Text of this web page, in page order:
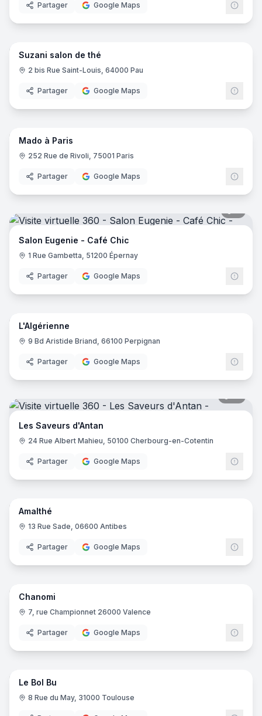
Partager Google Maps
14
Suzani salon de thé
2 bis Rue Saint-Louis, 64000 Pau
Partager Google Maps
8
Mado à Paris
252 Rue de Rivoli, 75001 Paris
Partager Google Maps
Salon Eugenie - Café Chic
1 Rue Gambetta, 51200 Épernay
Partager Google Maps
4
L'Algérienne
9 Bd Aristide Briand, 66100 Perpignan
Partager Google Maps
Les Saveurs d'Antan
24 Rue Albert Mahieu, 50100 Cherbourg-en-Cotentin
Partager Google Maps
8
Amalthé
13 Rue Sade, 06600 Antibes
Partager Google Maps
Chanomi
7, rue Championnet 26000 Valence
Partager Google Maps
5
Le Bol Bu
8 Rue du May, 31000 Toulouse